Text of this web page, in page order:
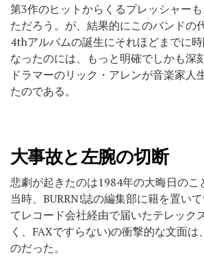
第3作のヒットからくるプレッシャー
ただろう。が、結果的にこのバンドの
4thアルバムの誕生にそれほどまでに
なったのには、もっと明確でしかも深
ドラマーのリック・アレンが音楽家人
たのである。
大事故と左腕の切断
悲劇が起きたのは1984年の大晦日のこ
当時、BURRN!誌の編集部に籍を置い
てレコード会社経由で届いたテレック
く、FAXですらない)の衝撃的な文面は
のだった。